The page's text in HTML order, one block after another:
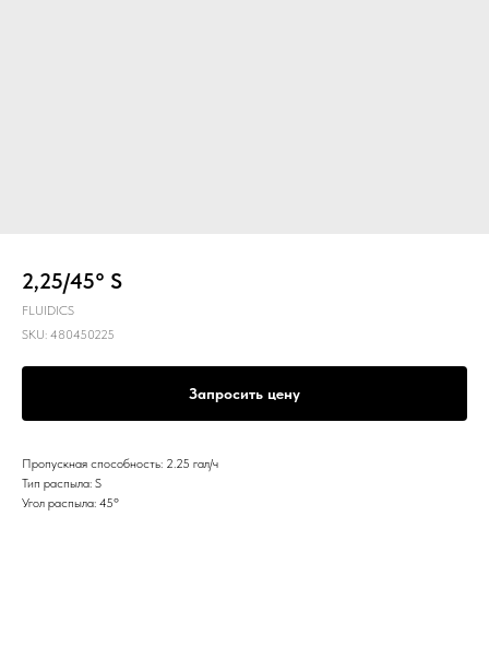
2,25/45° S
FLUIDICS
SKU: 480450225
Запросить цену
Пропускная способность: 2.25 гал/ч
Тип распыла: S
Угол распыла: 45º